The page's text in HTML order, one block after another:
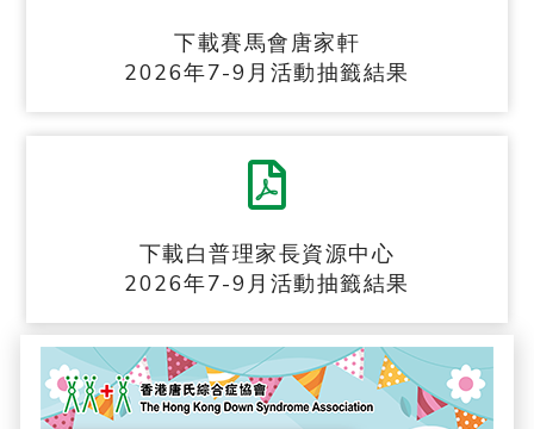
下載賽馬會唐家軒
2026年7-9月活動抽籤結果
下載白普理家長資源中心
2026年7-9月活動抽籤結果